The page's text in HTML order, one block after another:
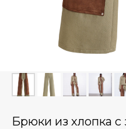
Брюки из хлопка